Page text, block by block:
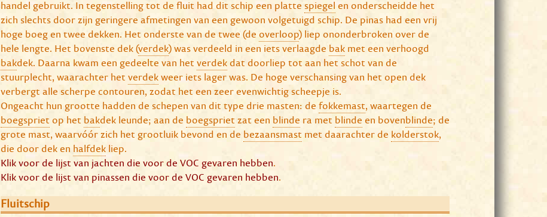
handel gebruikt. In tegenstelling tot de fluit had dit schip een platte spiegelen onderscheidde het
zich slechts door zijn geringere afmetingen van een gewoon volgetuigd schip. De pinas had een vrij
hoge boeg en twee dekken. Het onderste van de twee (de overloop) liep ononderbroken over de
hele lengte. Het bovenste dek (verdek) was verdeeld in een iets verlaagde bak met een verhoogd
bakdek. Daarna kwam een gedeelte van het verdekdat doorliep tot aan het schot van de
stuurplecht, waarachter het verdekweer iets lager was. De hoge verschansing van het open dek
verbergt alle scherpe contouren, zodat het een zeer evenwichtig scheepje is.
Ongeacht hun grootte hadden de schepen van dit type drie masten: de fokkemast, waartegen de
boegspriet op het bakdek leunde; aan de boegspriet zat een blinde ra met blinde en bovenblinde; de
grote mast, waarvóór zich het grootluik bevond en de bezaansmast met daarachter de kolderstok,
die door dek en halfdek liep.
Klik voor de lijst van jachten die voor de VOC gevaren hebben.
Klik voor de lijst van pinassen die voor de VOC gevaren hebben.
Fluitschip